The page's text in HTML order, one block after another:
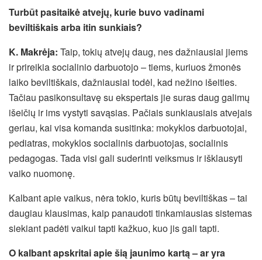
Turbūt pasitaikė atvejų, kurie buvo vadinami
beviltiškais arba itin sunkiais?
K. Makrėja: Taip, tokių atvejų daug, nes dažniausiai jiems
ir prireikia socialinio darbuotojo – tiems, kuriuos žmonės
laiko beviltiškais, dažniausiai todėl, kad nežino išeities.
Tačiau pasikonsultavę su ekspertais jie suras daug galimų
išeičių ir ims vystyti savąsias. Pačiais sunkiausiais atvejais
geriau, kai visa komanda susitinka: mokyklos darbuotojai,
pediatras, mokyklos socialinis darbuotojas, socialinis
pedagogas. Tada visi gali suderinti veiksmus ir išklausyti
vaiko nuomonę.
Kalbant apie vaikus, nėra tokio, kuris būtų beviltiškas – tai
daugiau klausimas, kaip panaudoti tinkamiausias sistemas
siekiant padėti vaikui tapti kažkuo, kuo jis gali tapti.
O kalbant apskritai apie šią jaunimo kartą – ar yra